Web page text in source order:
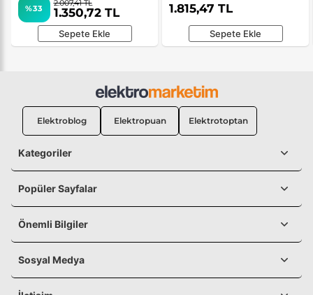
%33
2.007,41 TL
1.350,72 TL
Sepete Ekle
1.815,47 TL
Sepete Ekle
Elektroblog Elektropuan Elektrotoptan
Kategoriler
Popüler Sayfalar
Önemli Bilgiler
Sosyal Medya